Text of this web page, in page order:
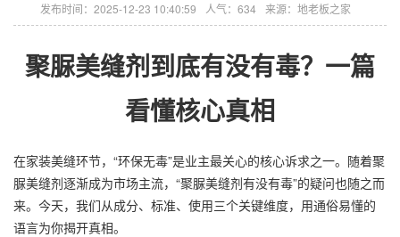
发布时间：2025-12-23 10:40:59 人气：634 来源：地老板之家
聚脲美缝剂到底有没有毒？一篇
看懂核心真相
在家装美缝环节，“环保无毒”是业主最关心的核心诉求之一。随着聚
脲美缝剂逐渐成为市场主流，“聚脲美缝剂有没有毒”的疑问也随之而
来。今天，我们从成分、标准、使用三个关键维度，用通俗易懂的
语言为你揭开真相。